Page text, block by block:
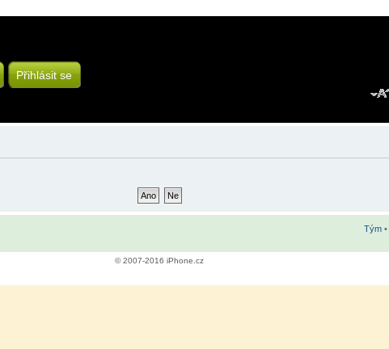
Přihlásit se
Tým •
© 2007-2016 iPhone.cz